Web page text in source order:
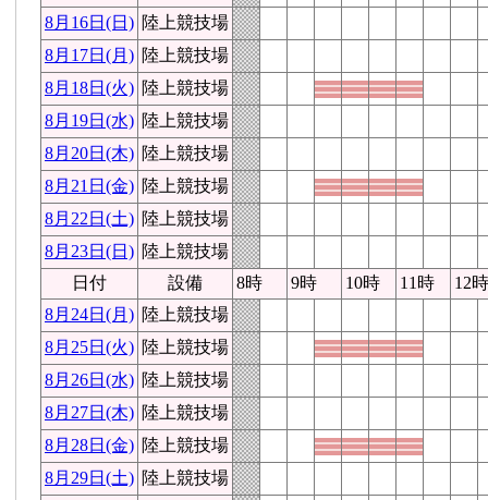
8月16日(日) 陸上競技場
8月17日(月) 陸上競技場
8月18日(火) 陸上競技場
8月19日(水) 陸上競技場
8月20日(木) 陸上競技場
8月21日(金) 陸上競技場
8月22日(土) 陸上競技場
8月23日(日) 陸上競技場
日付
設備 8時 9時 10時 11時
12時
8月24日(月) 陸上競技場
8月25日(火) 陸上競技場
8月26日(水) 陸上競技場
8月27日(木) 陸上競技場
8月28日(金) 陸上競技場
8月29日(土) 陸上競技場